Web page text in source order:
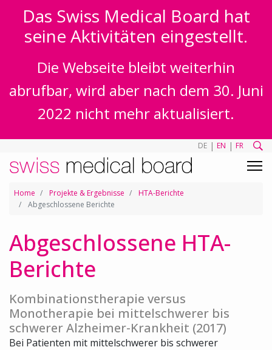
Das Swiss Medical Board hat
seine Aktivitäten eingestellt.
Die Webseite bleibt weiterhin
abrufbar, wird aber nach dem 30. Juni
2022 nicht mehr aktualisiert.
DE | EN | FR
Home Projekte & Ergebnisse
HTA-Berichte
Abgeschlossene Berichte
Abgeschlossene HTA-
Berichte
Kombinationstherapie versus
Monotherapie bei mittelschwerer bis
schwerer Alzheimer-Krankheit (2017)
Bei Patienten mit mittelschwerer bis schwerer